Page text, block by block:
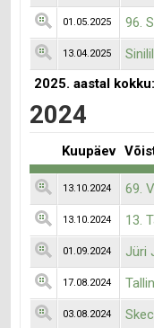
01.05.2025 96.
13.04.2025
2025. aastal kokku:
2024
Kuupäev
13.10.2024 69.
13.10.2024 13.
01.09.2024 Jüri
17.08.2024
03.08.2024